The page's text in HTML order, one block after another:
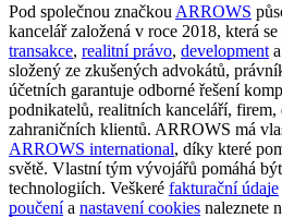
Pod společnou značkou ARROWS
kancelář založená v roce 2018, která
transakce, realitní právo, development a
složený ze zkušených advokátů,
účetních garantuje odborné řešení
podnikatelů, realitních kanceláří, firem,
zahraničních klientů. ARROWS má
ARROWS international, díky které
světě. Vlastní tým vývojářů pomáhá
technologiích. Veškeré fakturační údaje
poučenía nastavení cookies naleznete